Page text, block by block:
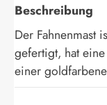
Beschreibung
Der Fahnenmast
gefertigt, hat
einer